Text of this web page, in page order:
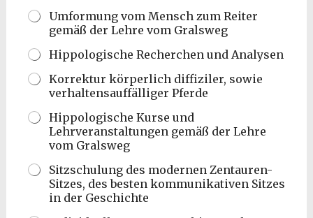
Umformung vom Mensch zum Reiter
gemäß der Lehre vom Gralsweg
Hippologische Recherchen und Analysen
Korrektur körperlich diffiziler, sowie
verhaltensauffälliger Pferde
Hippologische Kurse und
Lehrveranstaltungen gemäß der Lehre
vom Gralsweg
Sitzschulung des modernen Zentauren-
Sitzes, des besten kommunikativen Sitzes
in der Geschichte